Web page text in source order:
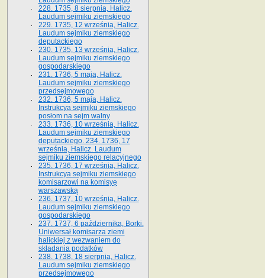
228. 1735, 8 sierpnia, Halicz.
Laudum sejmiku ziemskiego
229. 1735, 12 września, Halicz.
Laudum sejmiku ziemskiego
deputackiego
230. 1735, 13 września, Halicz.
Laudum sejmiku ziemskiego
gospodarskiego
231. 1736, 5 maja, Halicz.
Laudum sejmiku ziemskiego
przedsejmowego
232. 1736, 5 maja, Halicz.
Instrukcya sejmiku ziemskiego
posłom na sejm walny
233. 1736, 10 września, Halicz.
Laudum sejmiku ziemskiego
deputackiego. 234. 1736, 17
września, Halicz. Laudum
sejmiku ziemskiego relacyjnego
235. 1736, 17 września, Halicz.
Instrukcya sejmiku ziemskiego
komisarzowi na komisyę
warszawską
236. 1737, 10 września, Halicz.
Laudum sejmiku ziemskiego
gospodarskiego
237. 1737, 6 października, Borki.
Uniwersał komisarza ziemi
halickiej z wezwaniem do
składania podatków
238. 1738, 18 sierpnia, Halicz.
Laudum sejmiku ziemskiego
przedsejmowego